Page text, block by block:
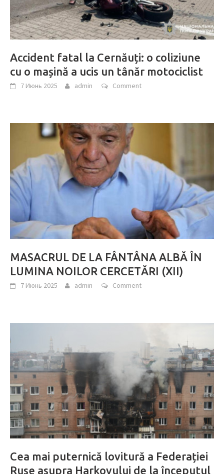
Accident fatal la Cernăuți: o coliziune
cu o mașină a ucis un tânăr motociclist
7 Июнь 2025 admin Comment
MASACRUL DE LA FÂNTÂNA ALBĂ ÎN
LUMINA NOILOR CERCETĂRI (XII)
7 Июнь 2025 admin Comment
Cea mai puternică lovitură a Federației
Ruse asupra Harkovului de la începutul